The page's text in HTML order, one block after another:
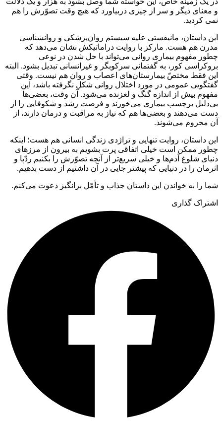
و معنای دیگر و سر از چیزی دربیاورد که هیچ وقت تصوّرش را هم
نمی کردید.
این داستان، مانیفستی علیه سیستم روان‌پزشکی و روانشناسی
مدرن هم هست. مارکز با روایت دراماتیکش نشان می‌دهد که
چطور مفهوم بیماری روانی می‌تواند با حل شدن در نوعی
بروکراسی کور، به گفتمانی سرکوبگر و غیرانسانی تبدیل بشود. البته
این فقط مختصّ بیمارستان‌های اعصاب و روان هم نیست. وقتی
گفتگویی عمومی در مورد اختلال روانی شکل نگرفته باشد، این
مفهوم بیش از اندازه گنگ و لغزنده می‌شود. آن وقت، بعضی‌ها
بی‌دلیل برچسب بیماری می‌خورند و فرصت رشد و شکوفایی را از
دست می‌دهند و بعضی‌ها هم که نیاز به مراقبت و درمان دارند، از
آن محروم می‌شوند.
این داستان، روایت تنهایی و تراژدی زندگی انسانی هم هست؛ اینکه
چطور ممکن است خیلی اتفاقی پرت بشویم به بیرون از مرزهای
دنیای شلوغ آدم‌ها و خیلی سریع‌تر از آنچه تصوّرش را بکنیم ردّپا و
اثرمان را در دنیایی که پیشتر جایی در آن داشتیم از دست بدهیم.
شما را به خواندن این داستان جذاب و تأمّل برانگیز دعوت می‌کنم.
اشتراک گذاری